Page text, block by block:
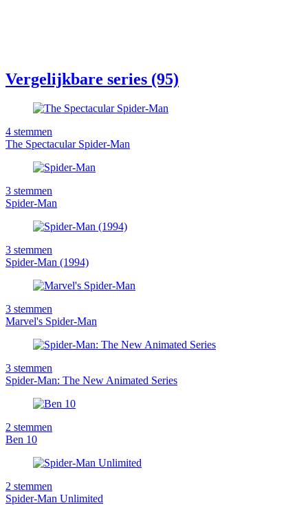
Vergelijkbare series (95)
4 stemmen
The Spectacular Spider-Man
3 stemmen
Spider-Man
3 stemmen
Spider-Man (1994)
3 stemmen
Marvel's Spider-Man
3 stemmen
Spider-Man: The New Animated Series
2 stemmen
Ben 10
2 stemmen
Spider-Man Unlimited